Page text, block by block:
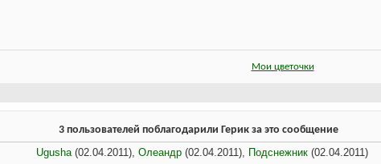
Мои цветочки
3 пользователей поблагодарили Герик за это сообщение
Ugusha(02.04.2011), Олеандр (02.04.2011), Подснежник (02.04.2011)